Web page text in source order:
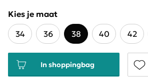
Kies je maat
34
36 38 40 42
In shoppingbag